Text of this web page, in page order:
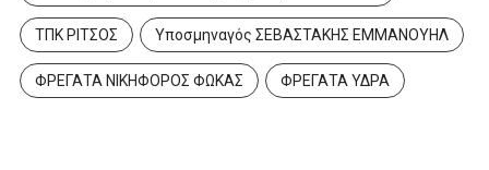
ΤΠΚ ΡΙΤΣΟΣ Υποσμηναγός ΣΕΒΑΣΤΑΚΗΣ ΕΜΜΑΝΟΥΗΛ
ΦΡΕΓΑΤΑ ΝΙΚΗΦΟΡΟΣ ΦΩΚΑΣ ΦΡΕΓΑΤΑ ΥΔΡΑ